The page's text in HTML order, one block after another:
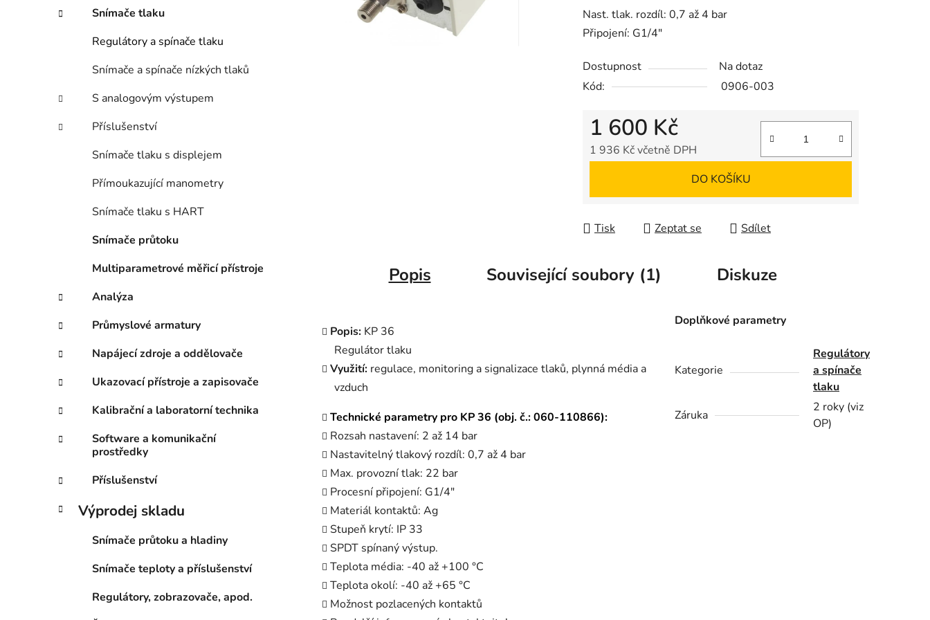
í
e
l
Snímače tlaku
Regulátory a spínače tlaku
Snímače a spínače nízkých tlaků
S analogovým výstupem
Příslušenství
Snímače tlaku s displejem
Přímoukazující manometry
Snímače tlaku s HART
Snímače průtoku
Multiparametrové měřicí přístroje
Analýza
Průmyslové armatury
Napájecí zdroje a oddělovače
Ukazovací přístroje a zapisovače
Kalibrační a laboratorní technika
Software a komunikační
prostředky
Příslušenství
Výprodej skladu
Snímače průtoku a hladiny
Snímače teploty a příslušenství
Regulátory, zobrazovače, apod.
0,0
z
hvězdiček.
Nast. tlak. rozdíl: 0,7 až 4 bar
Připojení: G1/4"
Dostupnost
Na dotaz
Kód:
0906-003
1 600 Kč
1 936 Kč včetně DPH
DO KOŠÍKU
Tisk Zeptat se Sdílet
Popis Související soubory (1) Diskuze
Popis: KP 36
Regulátor tlaku
Využití: regulace, monitoring a signalizace tlaků, plynná média a
vzduch
Technické parametry pro KP 36 (obj. č.: 060-110866):
Rozsah nastavení: 2 až 14 bar
Nastavitelný tlakový rozdíl: 0,7 až 4 bar
Max. provozní tlak: 22 bar
Procesní připojení: G1/4"
Materiál kontaktů: Ag
Stupeň krytí: IP 33
SPDT spínaný výstup.
Teplota média: -40 až +100 °C
Teplota okolí: -40 až +65 °C
Možnost pozlacených kontaktů
Doplňkové parametry
Kategorie
Regulátory
a spínače
tlaku
Záruka
2 roky (viz
OP)